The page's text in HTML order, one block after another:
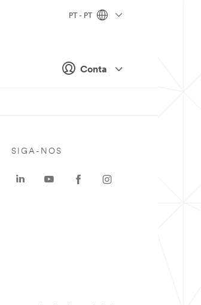
Conta
PT - PT
SIGA-NOS